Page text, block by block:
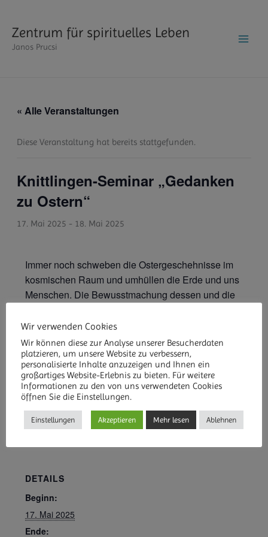
springen
Zentrum für spirituelles Leben
Janos Prucsi
« Alle Veranstaltungen
Diese Veranstaltung hat bereits stattgefunden.
Knittlingen-Seminar „Gedanken
zu Ostern“
17. Mai 2025 - 18. Mai 2025
Immer noch schweben die Ostergeschehnisse im
kosmischen Raum und umhüllen die Erde und uns
Menschen. Die Bewusstmachung dessen und die
besseren Verstehen unserer heutigen Zeit. Ebenso
bringt ein Begreifen der damaligen Ereignisse uns
in unserer Entwicklung zum wahren Menschsein
immer ein Stück näher.
ZUM KALENDER HINZUFÜGEN
DETAILS
Beginn:
17. Mai 2025
Ende:
Wir verwenden Cookies
Wir können diese zur Analyse unserer Besucherdaten
platzieren, um unsere Website zu verbessern,
personalisierte Inhalte anzuzeigen und Ihnen ein
großartiges Website-Erlebnis zu bieten. Für weitere
Informationen zu den von uns verwendeten Cookies
öffnen Sie die Einstellungen.
Einstellungen Akzeptieren Mehr lesen Ablehnen